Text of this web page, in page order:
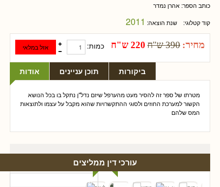
כותב הספר: אהרן נמדר
קוד קטלוגי: שנת הוצאה: 2011
מחיר: 390 ש"ח 220 ש"ח כמות:
אודות תוכן עניינים ביקורות
מטרתו של ספר זה להסיר מעט מהערפל שיזם נדל"ן נתקל בו בכל הנושא
הקשור למערכת החוזים ולסוגי ההתקשרויות שהוא מקבל על עצמו ולתוצאות
המס שלהם
עורכי דין ממליצים